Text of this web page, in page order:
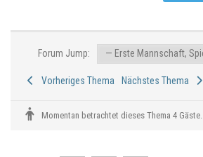
Forum Jump:
Vorheriges Thema Nächstes Thema
Momentan betrachtet dieses Thema 4 Gäste.